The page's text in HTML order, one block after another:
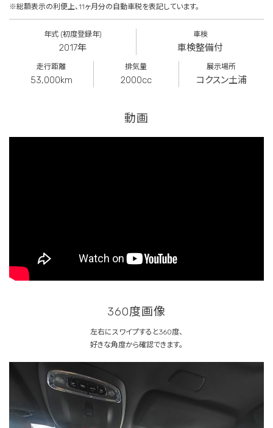
※総額表示の利便上、11ヶ月分の自動車税を表記しています。
年式 (初度登録年)
2017年
車検
車検整備付
走行距離
53,000km
排気量
2000cc
展示場所
コクスン土浦
動画
360度画像
左右にスワイプすると360度、
好きな角度から確認できます。